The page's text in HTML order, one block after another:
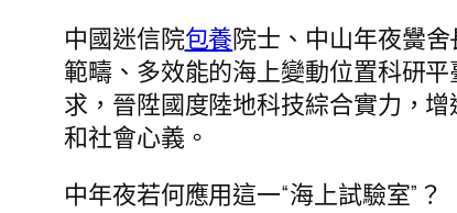
中國迷信院包養院士、中山年夜黌
範疇、多效能的海上變動位置科研
求，晉陞國度陸地科技綜合實力，
和社會心義。
中年夜若何應用這一“海上試驗室”？